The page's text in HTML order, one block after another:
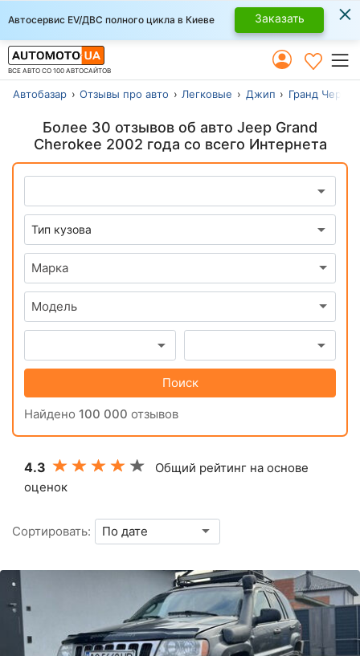
Автосервис EV/ДВС полного цикла в Киеве Заказать ×
ВСЕ АВТО СО 100 АВТОСАЙТОВ
Автобазар Отзывы про авто Легковые Джип Гранд Чероки
Более 30 отзывов об авто Jeep Grand
Cherokee 2002 года со всего Интернета
Марка
Модель
Поиск
Найдено 100 000 отзывов
4.3
Общий рейтинг на основе
оценок
Сортировать: